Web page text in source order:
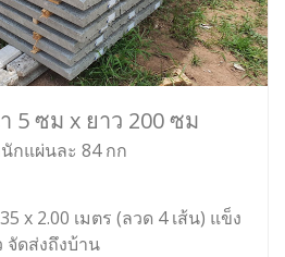
5 ซม x ยาว 200 ซม
กแผ่นละ 84 กก
x 2.00 เมตร (ลวด 4 เส้น) แข็ง
จัดส่งถึงบ้าน